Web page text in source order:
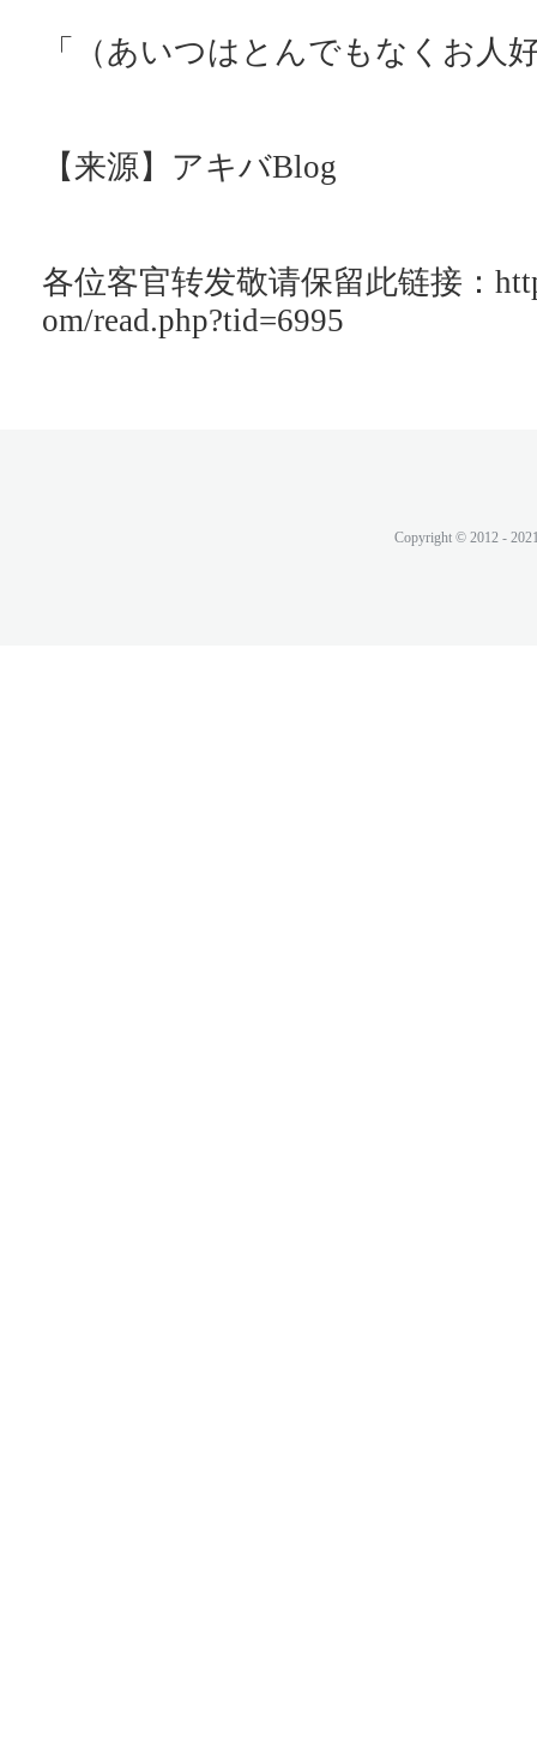
「（あいつはとんでもなくお人
【来源】アキバBlog
各位客官转发敬请保留此链接：
om/read.php?tid=6995
Copyright © 2012 -